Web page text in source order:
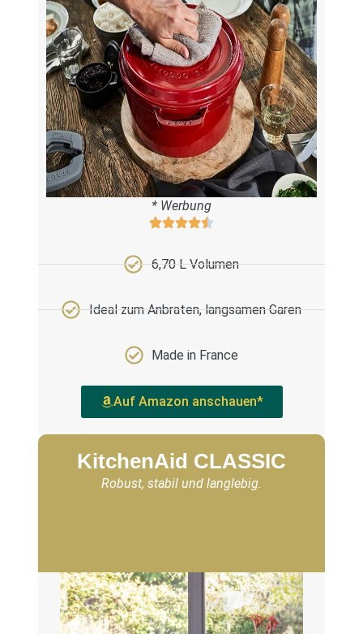
* Werbung
6,70 L Volumen
Ideal zum Anbraten, langsamen Garen
Made in France
Auf Amazon anschauen*
KitchenAid CLASSIC
Robust, stabil und langlebig.